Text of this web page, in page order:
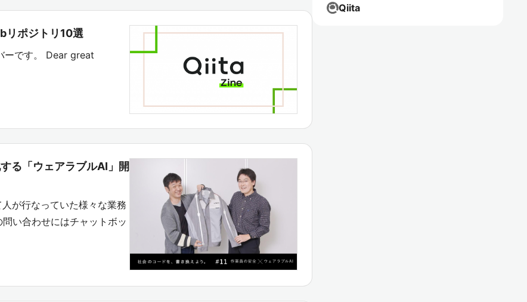
リポジトリ10選
ーです。 Dear great
る「ウェアラブルAI」開
が行なっていた様々な業務
い合わせにはチャットボッ
Qiita